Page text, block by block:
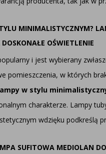
MINIMALISTYCZNYM?
OŚWIETLENIE
i jest wybierany
pomieszczenia, w których
w stylu
charakterze. Lampy
wdzięku podkreślą
SUFITOWA MEDIOLAN